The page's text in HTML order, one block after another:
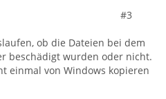
#3
ob die Dateien bei dem
beschädigt wurden oder nicht.
einmal von Windows kopieren